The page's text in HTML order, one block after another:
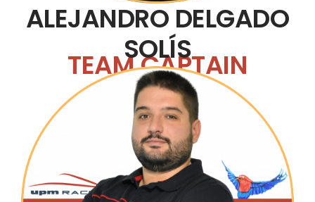
TEAM CAPTAIN
ALEJANDRO DELGADO
SOLÍS